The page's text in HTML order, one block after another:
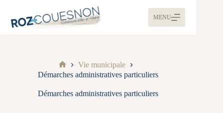
MENU
Vie municipale
Démarches administratives particuliers
Démarches administratives particuliers